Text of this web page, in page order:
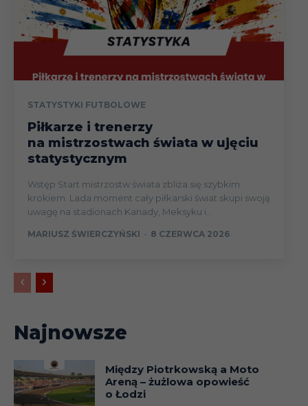
STATYSTYKI FUTBOLOWE
Piłkarze i trenerzy
na mistrzostwach świata w ujęciu
statystycznym
Wstęp Start mistrzostw świata zbliża się szybkim
krokiem. Lada moment cały piłkarski świat skupi swoją
uwagę na stadionach Kanady, Meksyku i...
MARIUSZ ŚWIERCZYŃSKI - 8 CZERWCA 2026
Najnowsze
Między Piotrkowską a Moto
Areną – żużlowa opowieść
o Łodzi